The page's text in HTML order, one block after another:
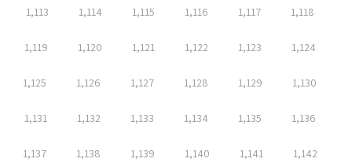
1,113 1,114 1,115 1,116 1,117 1,118
1,119 1,120 1,121 1,122 1,123 1,124
1,125 1,126 1,127 1,128 1,129 1,130
1,131 1,132 1,133 1,134 1,135 1,136
1,137 1,138 1,139 1,140 1,141 1,142